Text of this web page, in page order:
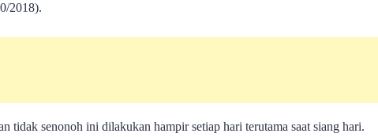
2018).
tidak senonoh ini dilakukan hampir setiap hari terutama saat siang hari.